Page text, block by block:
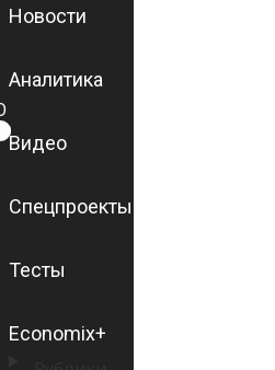
Новости
Аналитика
Видео
Спецпроекты
Тесты
Economix+